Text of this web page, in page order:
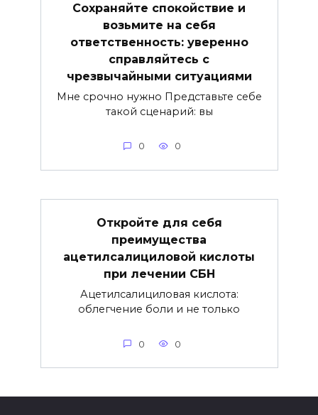
Сохраняйте спокойствие и
возьмите на себя
ответственность: уверенно
справляйтесь с
чрезвычайными ситуациями
Мне срочно нужно Представьте себе
такой сценарий: вы
0 0
Откройте для себя
преимущества
ацетилсалициловой кислоты
при лечении СБН
Ацетилсалициловая кислота:
облегчение боли и не только
0 0